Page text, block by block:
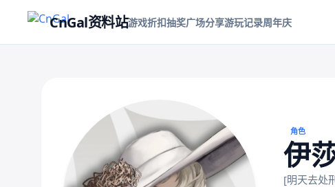
CnGal资料站游戏折扣抽奖广场分享游玩记录周年庆
角色
伊
[明天去处